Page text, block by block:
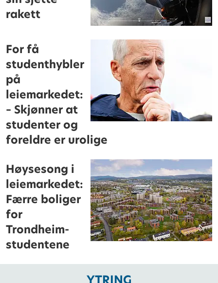
rakett
For få
studenthybler
på
leiemarkedet:
– Skjønner at
studenter og
foreldre er urolige
Høysesong i
leiemarkedet:
Færre boliger
for
Trondheim-
studentene